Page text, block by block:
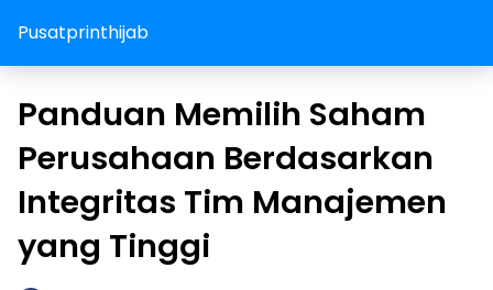
Pusatprinthijab
Panduan Memilih Saham
Perusahaan Berdasarkan
Integritas Tim Manajemen
yang Tinggi